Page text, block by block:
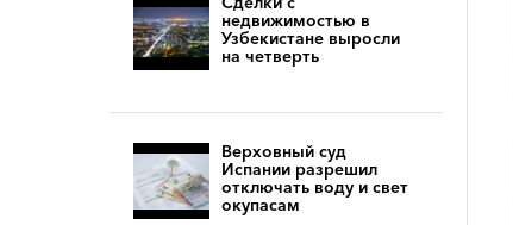
недвижимостью в
Узбекистане выросли
на четверть
Верховный суд
Испании разрешил
отключать воду и свет
окупасам